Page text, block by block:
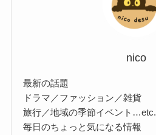
nico
最新の話題
ドラマ／ファッション／雑貨
旅行／地域の季節イベント…etc.
毎日のちょっと気になる情報